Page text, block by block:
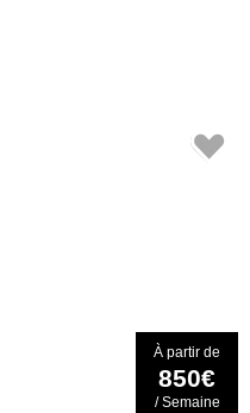
À partir de
850€
/ Semaine